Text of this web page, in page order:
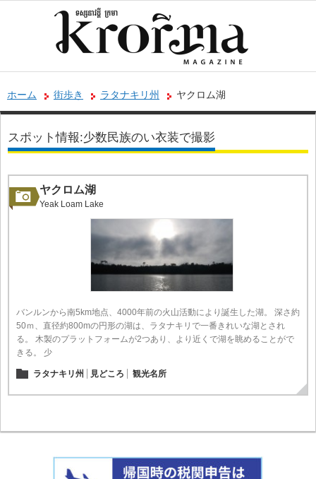
ホーム 街歩き ラタナキリ州 ヤクロム湖
スポット情報:少数民族のい衣装で撮影
ヤクロム湖
Yeak Loam Lake
バンルンから南5km地点、4000年前の火山活動により誕生した湖。 深さ約
50ｍ、直径約800mの円形の湖は、ラタナキリで一番きれいな湖とされ
る。 木製のプラットフォームが2つあり、より近くで湖を眺めることがで
きる。 少
ラタナキリ州 見どころ 観光名所